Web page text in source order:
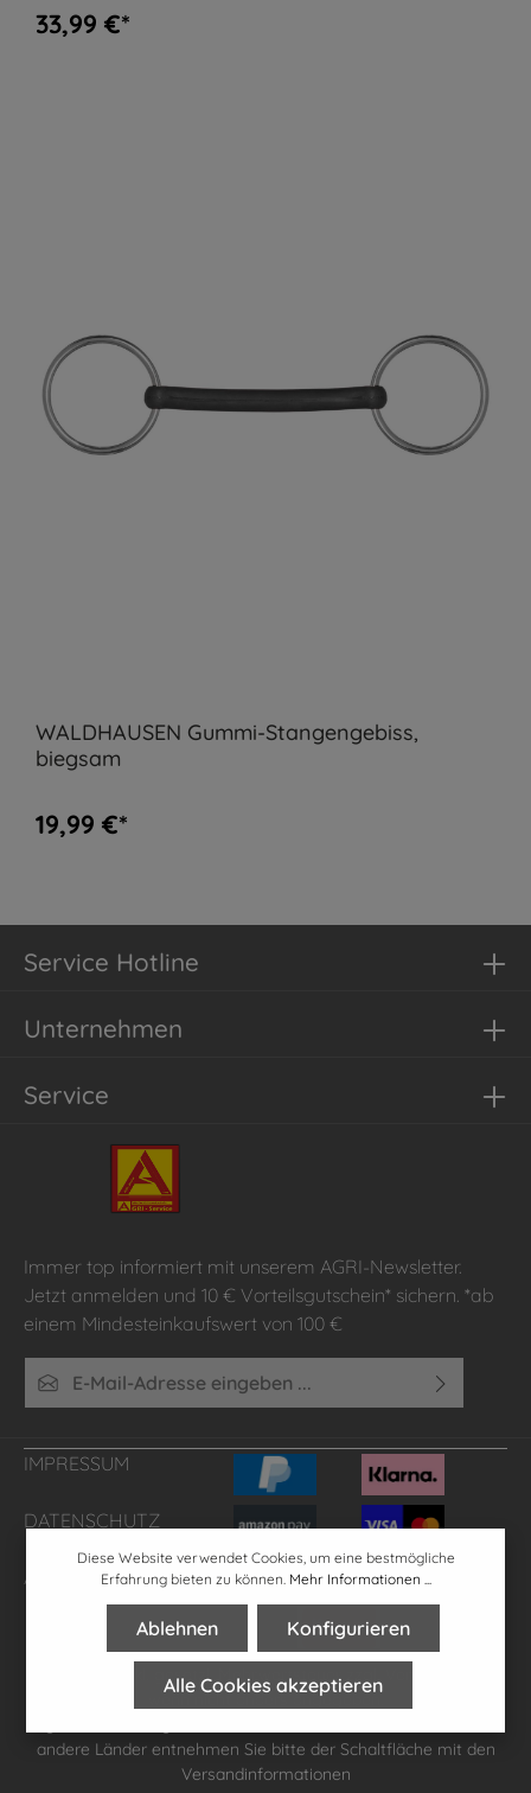
33,99 €*
WALDHAUSEN Gummi-Stangengebiss,
biegsam
19,99 €*
Immer top informiert mit unserem AGRI-Newsletter.
Jetzt anmelden und 10 € Vorteilsgutschein* sichern. *ab
einem Mindesteinkaufswert von 100 €
E-Mail-Adresse*
genommen und dieAGBgelesen und bin mit ihnen
einverstanden.
Service Hotline
Unternehmen
Service
IMPRESSUM
DATENSCHUTZ
AGB'S FAQ
* Alle Preise inkl. gesetzl. Mehrwertsteuer zzgl.
wenn nicht anders angegeben.
andere Länder entnehmen Sie bitte der Schaltfläche mit den
Versandinformationen
Diese Website verwendet Cookies, um eine bestmögliche
Erfahrung bieten zu können. Mehr Informationen ...
Ablehnen Konfigurieren
Alle Cookies akzeptieren